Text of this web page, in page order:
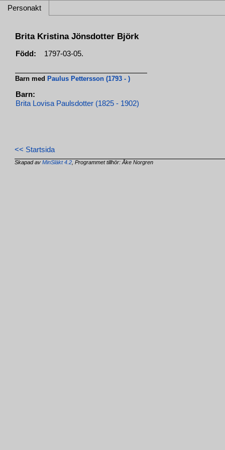
Personakt
Brita Kristina Jönsdotter Björk
Född: 1797-03-05.
Barn med Paulus Pettersson (1793 - )
Barn:
Brita Lovisa Paulsdotter (1825 - 1902)
<< Startsida
Skapad avMinSläkt 4.2 , Programmet tillhör: Åke Norgren